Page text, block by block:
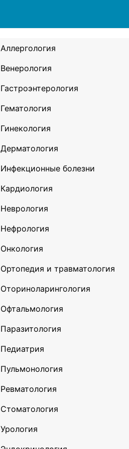
Аллергология
Венерология
Гастроэнтерология
Гематология
Гинекология
Дерматология
Инфекционные болезни
Кардиология
Неврология
Нефрология
Онкология
Ортопедия и травматология
Оториноларингология
Офтальмология
Паразитология
Педиатрия
Пульмонология
Ревматология
Стоматология
Урология